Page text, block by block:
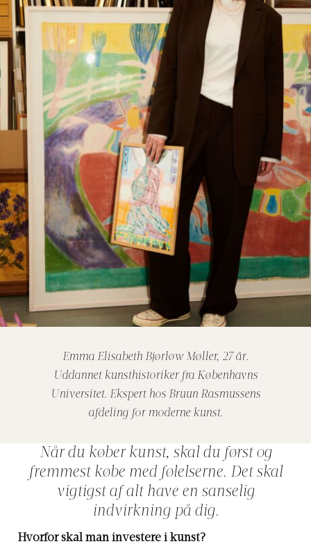
Emma Elisabeth Bjørløw Møller, 27 år.
Uddannet kunsthistoriker fra Københavns
Universitet. Ekspert hos Bruun Rasmussens
afdeling for moderne kunst.
Når du køber kunst, skal du først og
fremmest købe med følelserne. Det skal
vigtigst af alt have en sanselig
indvirkning på dig.
Hvorfor skal man investere i kunst?